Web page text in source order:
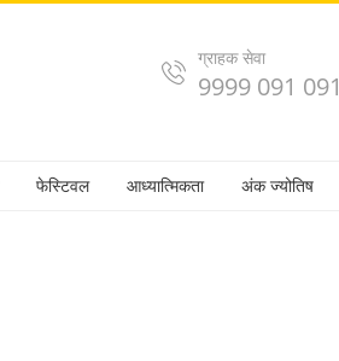
ग्राहक सेवा
9999 091 091
फेस्टिवल आध्यात्मिकता अंक ज्योतिष